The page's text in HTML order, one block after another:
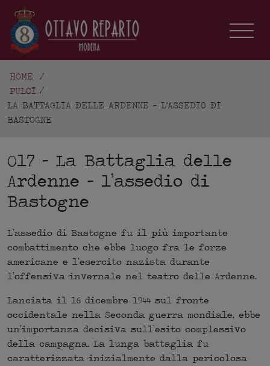
HOME
/
PULCI
LA BATTAGLIA DELLE ARDENNE - L'ASSEDIO DI
BASTOGNE
017 - La Battaglia delle
Ardenne – l’assedio di
Bastogne
L’assedio di Bastogne fu il più importante
combattimento che ebbe luogo fra le forze
americane e l’esercito nazista durante
l’offensiva invernale nel teatro delle Ardenne.
Lanciata il 16 dicembre 1944 sul fronte
occidentale nella Seconda guerra mondiale, ebbe
un’importanza decisiva sull’esito complessivo
della campagna. La lunga battaglia fu
caratterizzata inizialmente dalla pericolosa